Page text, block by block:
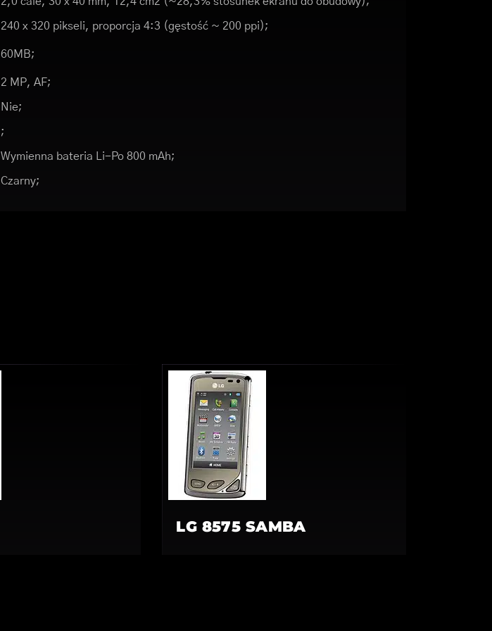
240 x 320 pikseli, proporcja 4:3 (gęstość ~ 200 ppi);
60MB;
2 MP, AF;
Nie;
;
Wymienna bateria Li-Po 800 mAh;
Czarny;
LG 8575 SAMBA